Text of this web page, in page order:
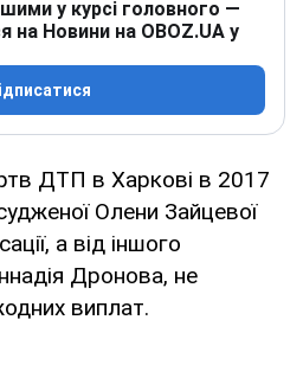
у курсі головного —
на Новини на OBOZ.UA у
ДТП в Харкові в 2017
Олени Зайцевої
а від іншого
Дронова, не
виплат.